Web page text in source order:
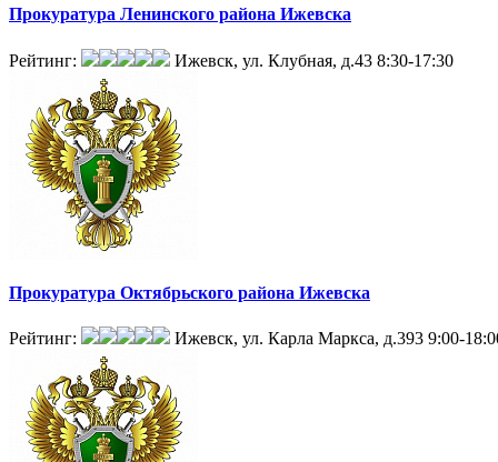
Прокуратура Ленинского района Ижевска
Рейтинг: Ижевск, ул. Клубная, д.43 8:30-17:30
Прокуратура Октябрьского района Ижевска
Рейтинг: Ижевск, ул. Карла Маркса, д.393 9:00-